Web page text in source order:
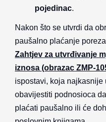
pojedinac.
Nakon što se utvrdi da
paušalno plaćanje
Zahtjev za utvrđivanje
iznosa (obrazac ZMP-
ispostavi, koja najkasnije
obavijestiti podnosioca
plaćati paušalno ili će